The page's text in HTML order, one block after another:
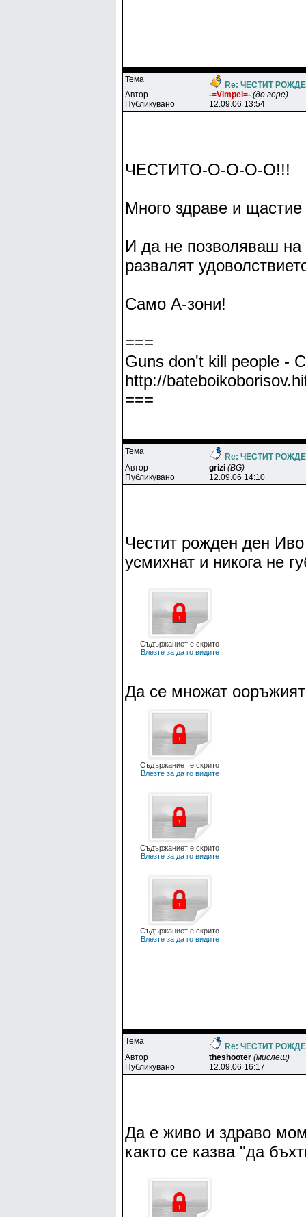
Тема
Re: ЧЕСТИТ
Автор
-=Vimpel=- (до горе)
Публикувано
12.09.06 13:54
ЧЕСТИТО-О-О-О-О!!!
Много здраве и
И да не позволяваш на
развалят
Само А-зони!
===
Guns don't kill people -
http://
===
Тема
Re: ЧЕСТИТ
Автор
grizi (BG)
Публикувано
12.09.06 14:10
Честит рожден ден
усмихнат и никога не
Съдържаниет е скрито
Влезте за да го видите
Да се множат
Съдържаниет е скрито
Влезте за да го видите
Съдържаниет е скрито
Влезте за да го видите
Съдържаниет е скрито
Влезте за да го видите
Тема
Re: ЧЕСТИТ
Автор
theshooter (мислещ)
Публикувано
12.09.06 16:17
Да е живо и здраво
както се казва "да